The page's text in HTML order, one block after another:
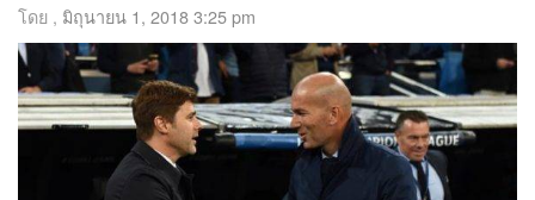
โดย , มิถุนายน 1, 2018 3:25 pm